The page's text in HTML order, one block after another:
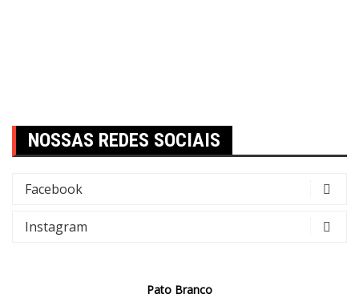
NOSSAS REDES SOCIAIS
Facebook
Instagram
Pato Branco